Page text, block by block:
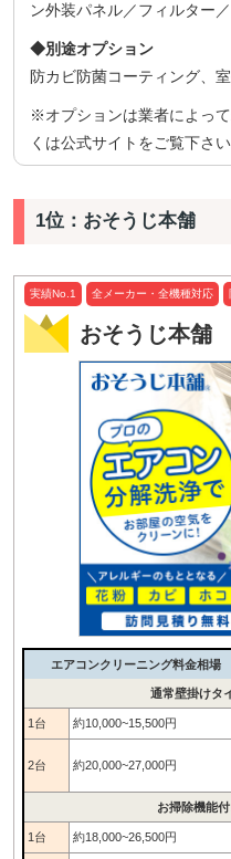
ン外装パネル／フィルター
◆別途オプション
防カビ防菌コーティング、
※オプションは業者によっ
くは公式サイトをご覧下さい
1位：おそうじ本舗
実績No.1 全メーカー・全機種対応
おそうじ本舗
エアコンクリーニング料金相場
通常壁掛けタ
1台 約10,000~15,500円
2台 約20,000~27,000円
お掃除機能
1台 約18,000~26,500円